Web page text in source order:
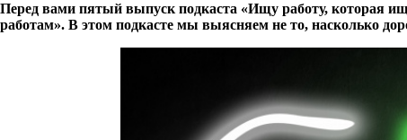
Перед вами пятый выпуск подкаста «Ищу работу, которая
работам». В этом подкасте мы выясняем не то, насколько